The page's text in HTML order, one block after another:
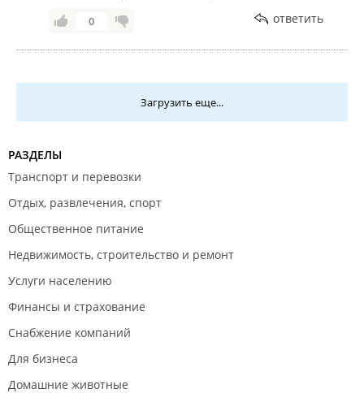
0 ответить
Загрузить еще...
РАЗДЕЛЫ
Транспорт и перевозки
Отдых, развлечения, спорт
Общественное питание
Недвижимость, строительство и ремонт
Услуги населению
Финансы и страхование
Снабжение компаний
Для бизнеса
Домашние животные